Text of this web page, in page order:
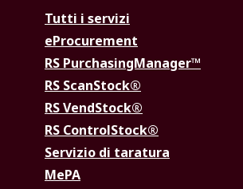
Tutti i servizi
eProcurement
RS PurchasingManager™
RS ScanStock®
RS VendStock®
RS ControlStock®
Servizio di taratura
MePA